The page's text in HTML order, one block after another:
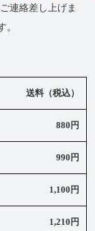
連絡差し上げま
。
送料（税込）
880円
990円
1,100円
1,210円